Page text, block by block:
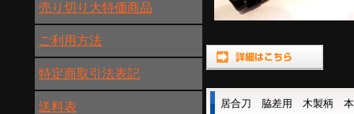
売り切り大特価商品
ご利用方法
特定商取引法表記
送料表 居合刀 脇差用 木製柄 本